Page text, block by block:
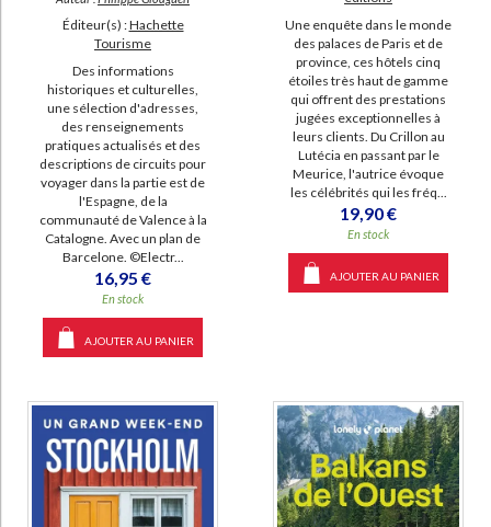
Éditeur(s) :Hachette
Tourisme
Des informations
historiques et culturelles,
une sélection d'adresses,
des renseignements
pratiques actualisés et des
descriptions de circuits pour
voyager dans la partie est de
l'Espagne, de la
communauté de Valence à la
Catalogne. Avec un plan de
Barcelone. ©Electr...
16,95 €
En stock
AJOUTER AU PANIER
Une enquête dans le monde
des palaces de Paris et de
province, ces hôtels cinq
étoiles très haut de gamme
qui offrent des prestations
jugées exceptionnelles à
leurs clients. Du Crillon au
Lutécia en passant par le
Meurice, l'autrice évoque
les célébrités qui les fréq...
19,90 €
En stock
AJOUTER AU PANIER